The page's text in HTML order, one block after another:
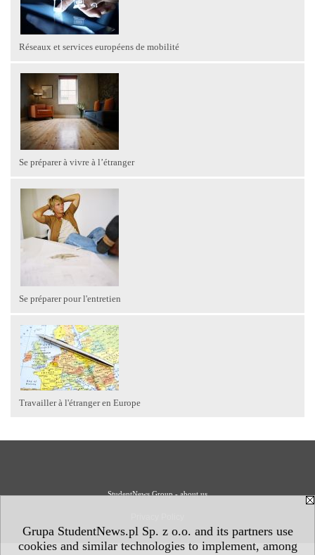
Grupa StudentNews.pl Sp. z o.o. and its partners use
cookies and similar technologies to implement, among
Réseaux et services européens de mobilité
Se préparer à vivre à l’étranger
Se préparer pour l'entretien
Travailler à l'étranger en Europe
StudentNews Group - about us